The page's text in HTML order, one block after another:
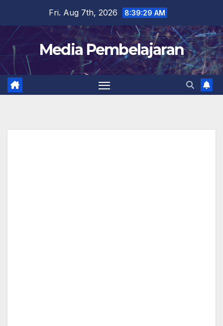
content
Fri. Aug 7th, 2026 8:39:30 AM
Media Pembelajaran